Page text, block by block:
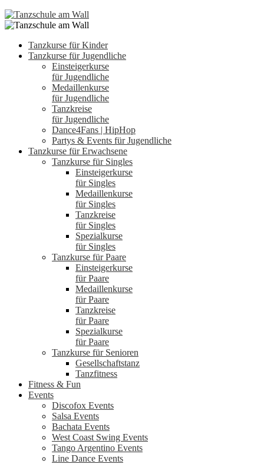
Tanzkurse für Kinder
Tanzkurse für Jugendliche
Einsteigerkurse
für Jugendliche
Medaillenkurse
für Jugendliche
Tanzkreise
für Jugendliche
Dance4Fans | HipHop
Partys & Events für Jugendliche
Tanzkurse für Erwachsene
Tanzkurse für Singles
Einsteigerkurse
für Singles
Medaillenkurse
für Singles
Tanzkreise
für Singles
Spezialkurse
für Singles
Tanzkurse für Paare
Einsteigerkurse
für Paare
Medaillenkurse
für Paare
Tanzkreise
für Paare
Spezialkurse
für Paare
Tanzkurse für Senioren
Gesellschaftstanz
Tanzfitness
Fitness & Fun
Events
Discofox Events
Salsa Events
Bachata Events
West Coast Swing Events
Tango Argentino Events
Line Dance Events